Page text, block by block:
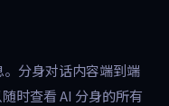
分身对话内容端到端
时查看 AI 分身的所有